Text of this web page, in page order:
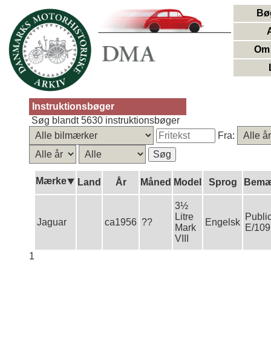
Instruktionsbøger
Søg blandt 5630 instruktionsbøger
Fra:
Mærke⯆ Land År Måned Model Sprog
Jaguar ca1956 ??
3½
Litre
Mark
VIII
Engelsk
E/109
1